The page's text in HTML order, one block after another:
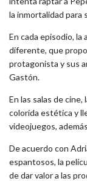
la inmortalidad para
En cada episodio, la
diferente, que
protagonista y sus
Gastón.
En las salas de
colorida estética y
videojuegos,
De acuerdo con
espantosos, la
de dar valor a las